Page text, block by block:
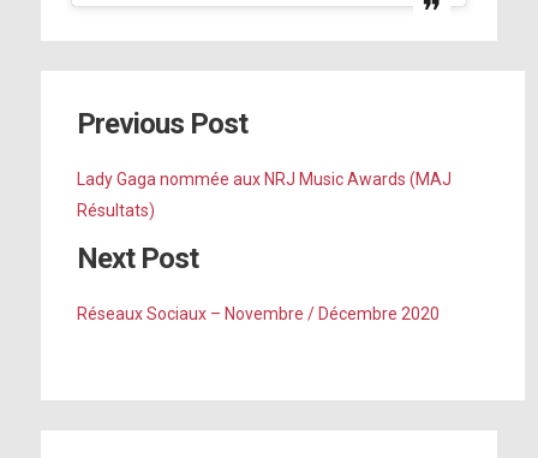
Previous Post
Lady Gaga nommée aux NRJ Music Awards (MAJ
Résultats)
Next Post
Réseaux Sociaux – Novembre / Décembre 2020